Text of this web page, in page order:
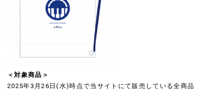
＜対象商品＞
2025年3月26日(水)時点で当サイトにて販売している全商品